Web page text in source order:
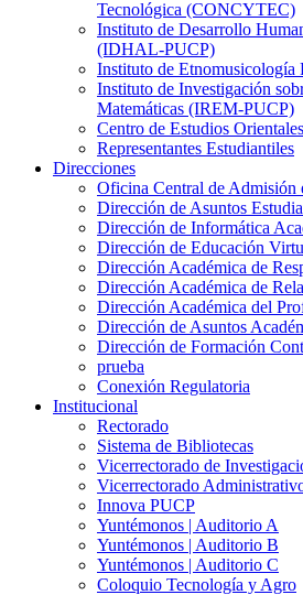
Tecnológica (CONCYTEC)
Instituto de Desarrollo
(IDHAL-PUCP)
Instituto de Etnomusicología
Instituto de Investigación
Matemáticas (IREM-PUCP)
Centro de Estudios Orientales
Representantes Estudiantiles
Direcciones
Oficina Central de Admisión
Dirección de Asuntos
Dirección de Informática
Dirección de Educación
Dirección Académica de
Dirección Académica de
Dirección Académica del
Dirección de Asuntos
Dirección de Formación
prueba
Conexión Regulatoria
Institucional
Rectorado
Sistema de Bibliotecas
Vicerrectorado de
Vicerrectorado
Innova PUCP
Yuntémonos | Auditorio A
Yuntémonos | Auditorio B
Yuntémonos | Auditorio C
Coloquio Tecnología y Agro